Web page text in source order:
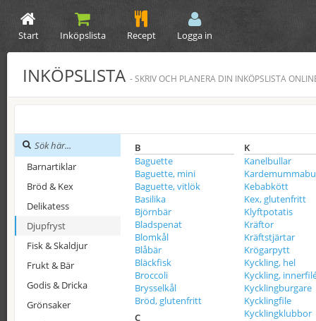
Start Inköpslista Recept Logga in
INKÖPSLISTA - SKRIV OCH PLANERA DIN INKÖPSLISTA
Barnartiklar
Bröd & Kex
Delikatess
Djupfryst
Fisk & Skaldjur
Frukt & Bär
Godis & Dricka
Grönsaker
B
Baguette
Baguette, mini
Baguette, vitlök
Basilika
Björnbär
Bladspenat
Blomkål
Blåbär
Bläckfisk
Broccoli
Brysselkål
Bröd, glutenfritt
C
K
Kanelbullar
Kebabkött
Kex, glutenfritt
Klyftpotatis
Kräftor
Kräftstjärtar
Krögarpytt
Kyckling, hel
Kyckling,
Kycklingburgare
Kycklingfile
Kycklingklubbor